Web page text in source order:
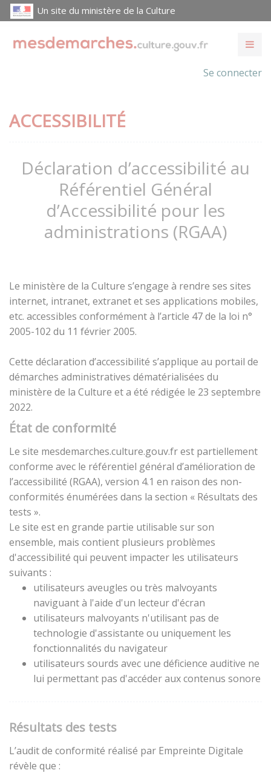
Un site du ministère de la Culture
Se connecter
ACCESSIBILITÉ
Déclaration d’accessibilité au
Référentiel Général
d’Accessibilité pour les
administrations (RGAA)
Le ministère de la Culture s’engage à rendre ses sites
internet, intranet, extranet et ses applications mobiles,
etc. accessibles conformément à l’article 47 de la loi n°
2005-102 du 11 février 2005.
Cette déclaration d’accessibilité s’applique au portail de
démarches administratives dématérialisées du
ministère de la Culture et a été rédigée le 23 septembre
2022.
État de conformité
Le site mesdemarches.culture.gouv.fr est partiellement
conforme avec le référentiel général d’amélioration de
l’accessibilité (RGAA), version 4.1 en raison des non-
conformités énumérées dans la section « Résultats des
tests ».
Le site est en grande partie utilisable sur son
ensemble, mais contient plusieurs problèmes
d'accessibilité qui peuvent impacter les utilisateurs
suivants :
utilisateurs aveugles ou très malvoyants
naviguant à l'aide d'un lecteur d'écran
utilisateurs malvoyants n'utilisant pas de
technologie d'assistante ou uniquement les
fonctionnalités du navigateur
utilisateurs sourds avec une déficience auditive ne
lui permettant pas d'accéder aux contenus sonore
Résultats des tests
L’audit de conformité réalisé par Empreinte Digitale
révèle que :